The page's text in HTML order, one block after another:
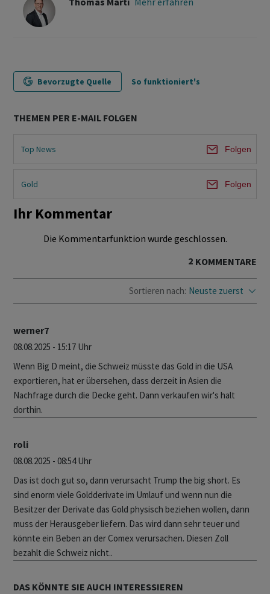
Bevorzugte Quelle So funktioniert's
THEMEN PER E-MAIL FOLGEN
Top News Folgen
Gold Folgen
Ihr Kommentar
Die Kommentarfunktion wurde geschlossen.
2 KOMMENTARE
Sortieren nach: Neuste zuerst
werner7
08.08.2025 - 15:17 Uhr
Wenn Big D meint, die Schweiz müsste das Gold in die USA
exportieren, hat er übersehen, dass derzeit in Asien die
Nachfrage durch die Decke geht. Dann verkaufen wir's halt
dorthin.
roli
08.08.2025 - 08:54 Uhr
Das ist doch gut so, dann verursacht Trump the big short. Es
sind enorm viele Goldderivate im Umlauf und wenn nun die
Besitzer der Derivate das Gold physisch beziehen wollen, dann
muss der Herausgeber liefern. Das wird dann sehr teuer und
könnte ein Beben an der Comex verursachen. Diesen Zoll
bezahlt die Schweiz nicht..
DAS KÖNNTE SIE AUCH INTERESSIEREN